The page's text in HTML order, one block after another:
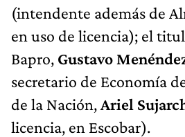
(intendente además de
en uso de licencia); el
Bapro, Gustavo
secretario de Economía
de la Nación,Ariel
licencia, en Escobar).